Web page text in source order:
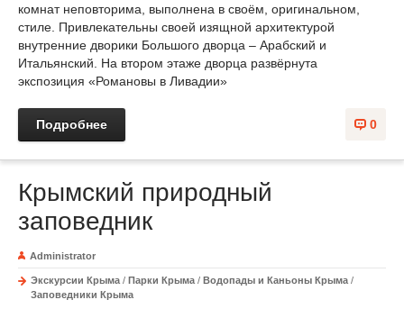
комнат неповторима, выполнена в своём, оригинальном,
стиле. Привлекательны своей изящной архитектурой
внутренние дворики Большого дворца – Арабский и
Итальянский. На втором этаже дворца развёрнута
экспозиция «Романовы в Ливадии»
0
Подробнее
Крымский природный
заповедник
Administrator
Экскурсии Крыма / Парки Крыма / Водопады и Каньоны Крыма /
Заповедники Крыма